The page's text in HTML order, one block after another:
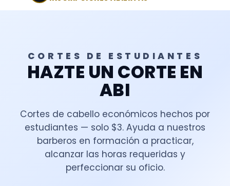
CORTES DE ESTUDIANTES
HAZTE UN CORTE EN
ABI
Cortes de cabello económicos hechos por
estudiantes — solo $3. Ayuda a nuestros
barberos en formación a practicar,
alcanzar las horas requeridas y
perfeccionar su oficio.